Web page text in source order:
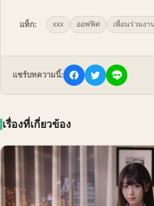
แท็ก: xxx ออฟฟิศ เพื่อนร่วมงา
แชร์บทความนี้:
เรื่องที่เกี่ยวข้อง